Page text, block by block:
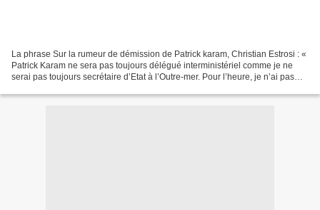
La phrase Sur la rumeur de démission de Patrick karam, Christian Estrosi : «
Patrick Karam ne sera pas toujours délégué interministériel comme je ne
serai pas toujours secrétaire d’Etat à l’Outre-mer. Pour l’heure, je n’ai pas